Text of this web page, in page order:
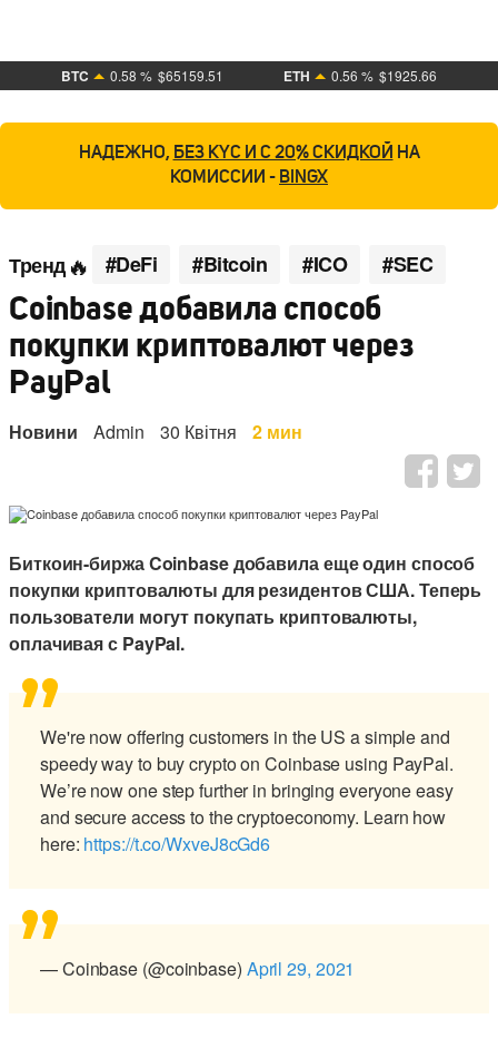
BTC 0.58 % $65159.51 ETH 0.56 % $1925.66
НАДЕЖНО, БЕЗ KYC И С 20% СКИДКОЙ НА
КОМИССИИ - BINGX
Тренд #DeFi #Bitcoin #ICO #SEC
Coinbase добавила способ
покупки криптовалют через
PayPal
Новини Admin 30 Квітня 2 мин
Биткоин-биржа Coinbase добавила еще один способ
покупки криптовалюты для резидентов США. Теперь
пользователи могут покупать криптовалюты,
оплачивая с PayPal.
We're now offering customers in the US a simple and
speedy way to buy crypto on Coinbase using PayPal.
We’re now one step further in bringing everyone easy
and secure access to the cryptoeconomy. Learn how
here: https://t.co/WxveJ8cGd6
— Coinbase (@coinbase) April 29, 2021